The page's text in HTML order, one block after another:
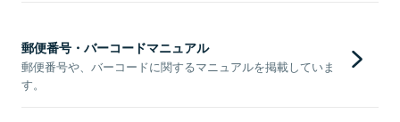
郵便番号・バーコードマニュアル
郵便番号や、バーコードに関するマニュアルを掲載していま
す。